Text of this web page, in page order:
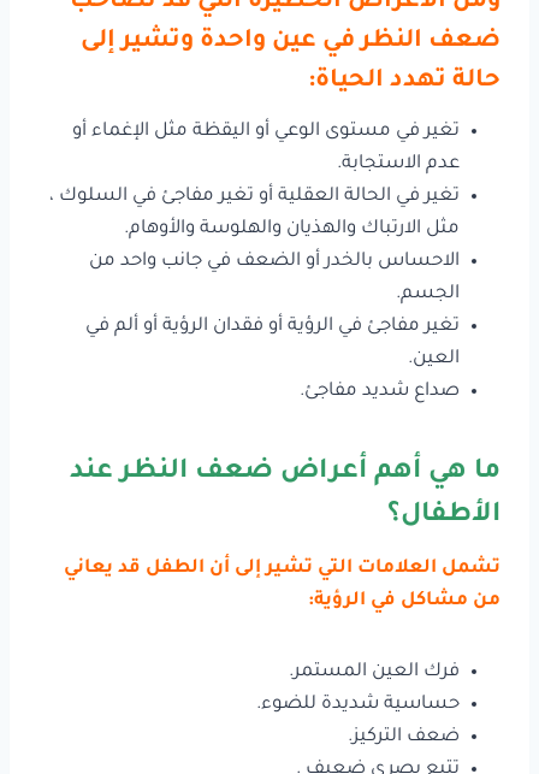
ضعف النظر في عين واحدة وتشير إلى
حالة تهدد الحياة:
تغير في مستوى الوعي أو اليقظة مثل الإغماء أو
عدم الاستجابة.
تغير في الحالة العقلية أو تغير مفاجئ في السلوك ،
مثل الارتباك والهذيان والهلوسة والأوهام.
الاحساس بالخدر أو الضعف في جانب واحد من
الجسم.
تغير مفاجئ في الرؤية أو فقدان الرؤية أو ألم في
العين.
صداع شديد مفاجئ.
ما هي أهم أعراض ضعف النظر عند
الأطفال؟
تشمل العلامات التي تشير إلى أن الطفل قد يعاني
من مشاكل في الرؤية:
فرك العين المستمر.
حساسية شديدة للضوء.
ضعف التركيز.
تتبع بصري ضعيف .